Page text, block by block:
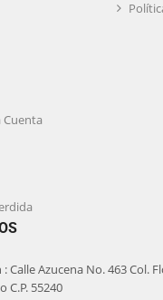
Cuenta
: Calle Azucena No. 463 Col.
C.P. 55240